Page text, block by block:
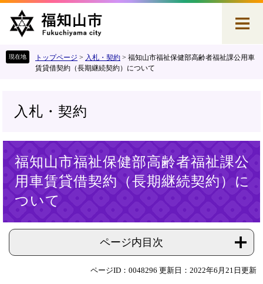
へ
トップページ > 入札・契約 > 福知山市福祉保健部高齢者福祉課公用車
賃貸借契約（長期継続契約）について
入札・契約
福知山市福祉保健部高齢者福祉課公
用車賃貸借契約（長期継続契約）に
ついて
ページ内目次
ページID：0048296 更新日：2022年6月21日更新